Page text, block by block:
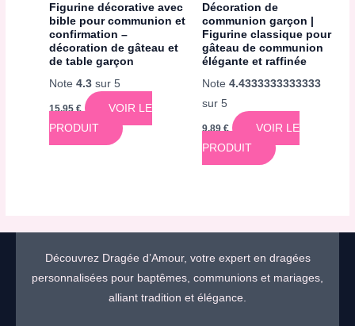
Figurine décorative avec
bible pour communion et
confirmation –
décoration de gâteau et
de table garçon
Note4.3 sur 5
15,95€
VOIR LE
PRODUIT
Décoration de
communion garçon |
Figurine classique pour
gâteau de communion
élégante et raffinée
Note 4.4333333333333
sur 5
9,89€
VOIR LE
PRODUIT
Découvrez Dragée d’Amour, votre expert en dragées
personnalisées pour baptêmes, communions et mariages,
alliant tradition et élégance.